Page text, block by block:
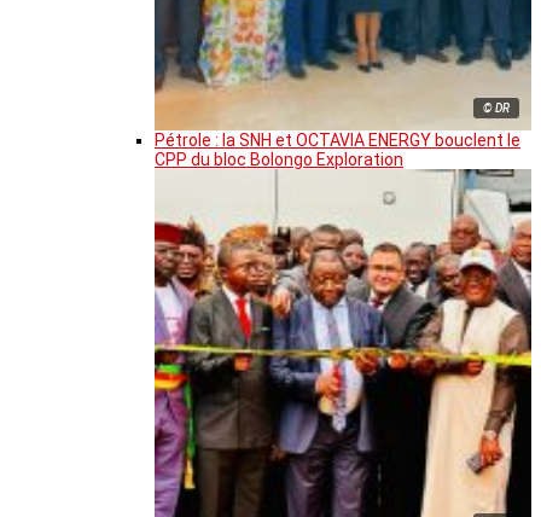
© DR
Pétrole : la SNH et OCTAVIA ENERGY bouclent le
CPP du bloc Bolongo Exploration